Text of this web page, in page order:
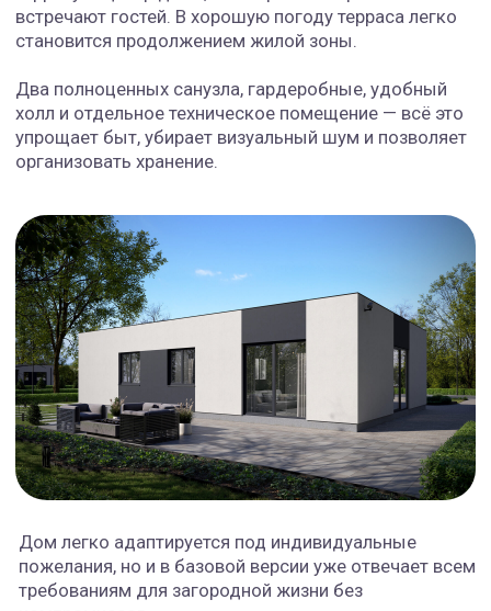
будет скрытых доработок и
переделок.
персональных данных
ОТПРАВИТЬ
Что входит в стоимость
строительства «теплый
контур»
Фундамент